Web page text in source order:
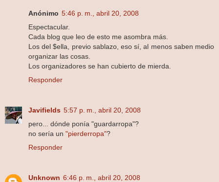
Anónimo 5:46 p. m., abril 20, 2008
Espectacular.
Cada blog que leo de esto me asombra más.
Los del $ella, previo sablazo, eso sí, al menos saben medio
organizar las cosas.
Los organizadores se han cubierto de mierda.
Responder
Javifields 5:57 p. m., abril 20, 2008
pero... dónde ponía "guardarropa"?
no sería un "pierderropa"?
Responder
Unknown 6:46 p. m., abril 20, 2008